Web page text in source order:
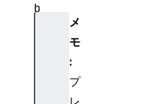
メ
モ
:
プ
b